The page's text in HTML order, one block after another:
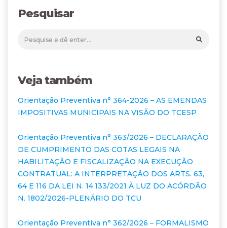
Pesquisar
Veja também
Orientação Preventiva n° 364-2026 – AS EMENDAS
IMPOSITIVAS MUNICIPAIS NA VISÃO DO TCESP
Orientação Preventiva n° 363/2026 – DECLARAÇÃO
DE CUMPRIMENTO DAS COTAS LEGAIS NA
HABILITAÇÃO E FISCALIZAÇÃO NA EXECUÇÃO
CONTRATUAL: A INTERPRETAÇÃO DOS ARTS. 63,
64 E 116 DA LEI N. 14.133/2021 À LUZ DO ACÓRDÃO
N. 1802/2026-PLENÁRIO DO TCU
Orientação Preventiva n° 362/2026 – FORMALISMO